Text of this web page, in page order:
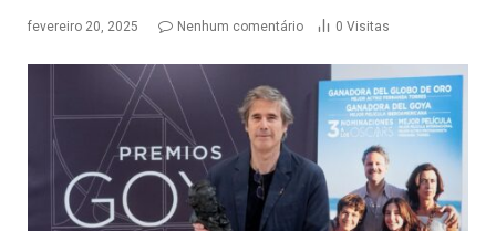
fevereiro 20, 2025 Nenhum comentário 0 Visitas